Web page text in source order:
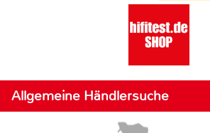
Allgemeine Händlersuche